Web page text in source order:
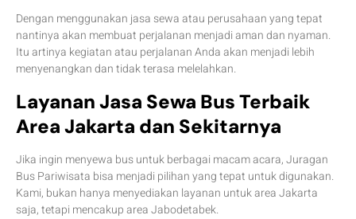
Dengan menggunakan jasa sewa atau perusahaan yang tepat
nantinya akan membuat perjalanan menjadi aman dan nyaman.
Itu artinya kegiatan atau perjalanan Anda akan menjadi lebih
menyenangkan dan tidak terasa melelahkan.
Layanan Jasa Sewa Bus Terbaik
Area Jakarta dan Sekitarnya
Jika ingin menyewa bus untuk berbagai macam acara, Juragan
Bus Pariwisata bisa menjadi pilihan yang tepat untuk digunakan.
Kami, bukan hanya menyediakan layanan untuk area Jakarta
saja, tetapi mencakup area Jabodetabek.